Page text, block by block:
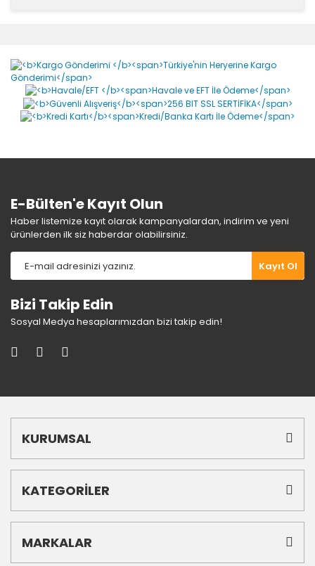
Yorum Yaz
Ürün resmi kalitesiz, bozuk veya görüntülenemiyor.
Ürün açıklamasında eksik bilgiler bulunuyor.
Ürün bilgilerinde hatalar bulunuyor.
E-Bülten'e Kayıt Olun
Haber listemize kayıt olarak kampanyalardan, indirim ve yeni
ürünlerden ilk siz haberdar olabilirsiniz.
Kayıt Ol
Bizi Takip Edin
Sosyal Medya hesaplarımızdan bizi takip edin!
KURUMSAL
KATEGORİLER
MARKALAR